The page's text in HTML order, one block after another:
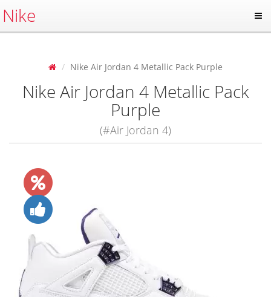
Nike
Nike Air Jordan 4 Metallic Pack Purple
Nike Air Jordan 4 Metallic Pack
Purple
(#Air Jordan 4)